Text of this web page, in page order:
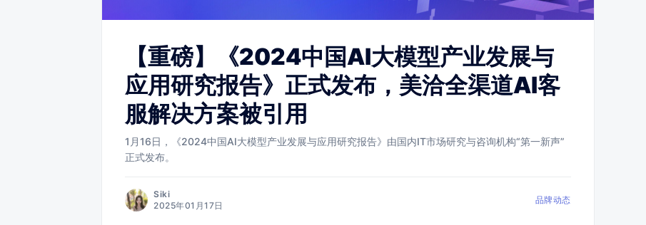
【重磅】《2024中国AI大模型产业发展与
应用研究报告》正式发布，美洽全渠道AI客
服解决方案被引用
1月16日，《2024中国AI大模型产业发展与应用研究报告》由国内IT市场研究与咨询机构“第一新声”
正式发布。
Siki
2025年01月17日
品牌动态